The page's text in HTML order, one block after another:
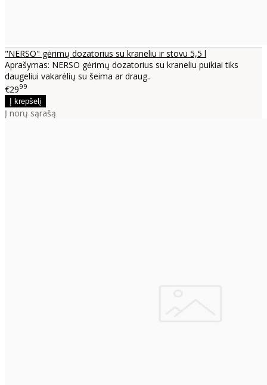
"NERSO" gėrimų dozatorius su kraneliu ir stovu 5,5 l
Aprašymas: NERSO gėrimų dozatorius su kraneliu puikiai tiks
daugeliui vakarėlių su šeima ar draug..
€2999
Į norų sąrašą